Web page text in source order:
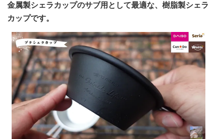
金属製シェラカップのサブ用として最適な、樹脂製シェラ
カップです。